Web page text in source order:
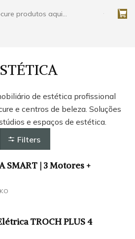
de estética profissional
e centros de beleza. Soluções
e espaços de estética.
Filters
SMART | 3 Motores +
TROCH PLUS 4